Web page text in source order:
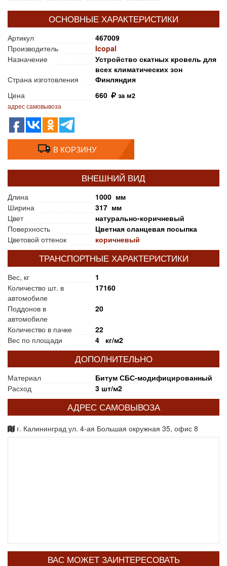
ОСНОВНЫЕ ХАРАКТЕРИСТИКИ
Артикул
467009
Производитель
Icopal
Назначение
Устройство скатных кровель для
всех климатических зон
Страна изготовления
Финляндия
Цена
660 за м2
адрес самовывоза
В КОРЗИНУ
ВНЕШНИЙ ВИД
Длина
1000 мм
Ширина
317 мм
Цвет
натурально-коричневый
Поверхность
Цветная сланцевая посыпка
Цветовой оттенок
коричневый
ТРАНСПОРТНЫЕ ХАРАКТЕРИСТИКИ
Вес, кг
1
Количество шт. в
автомобиле
17160
Поддонов в
автомобиле
20
Количество в пачке
22
Вес по площади
4 кг/м2
ДОПОЛНИТЕЛЬНО
Материал
Битум СБС-модифицированный
Расход
3 шт/м2
АДРЕС САМОВЫВОЗА
г. Калининград ул. 4-ая Большая окружная 35, офис 8
ВАС МОЖЕТ ЗАИНТЕРЕСОВАТЬ